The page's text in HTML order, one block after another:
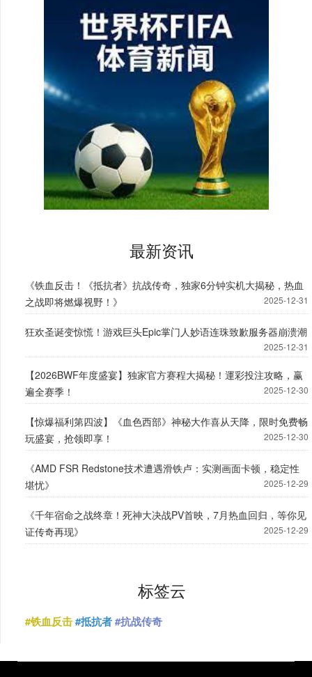
最新资讯
《铁血反击！《抵抗者》抗战传奇，独家6分钟实机大揭秘，热血
之战即将燃爆视野！》
2025-12-31
狂欢圣诞变惊慌！游戏巨头Epic掌门人妙语连珠致歉服务器崩溃潮
2025-12-31
【2026BWF年度盛宴】独家官方赛程大揭秘！運彩投注攻略，赢
遍全赛季！
2025-12-30
【惊爆福利第四波】《血色西部》神秘大作喜从天降，限时免费畅
玩盛宴，抢领即享！
2025-12-30
《AMD FSR Redstone技术遭遇滑铁卢：实测画面卡顿，稳定性
堪忧》
2025-12-29
《千年宿命之战终章！死神大决战PV首映，7月热血回归，等你见
证传奇再现》
2025-12-29
标签云
#铁血反击#抵抗者#抗战传奇